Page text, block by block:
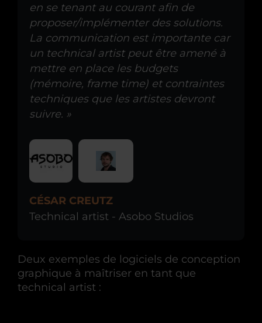
en se tenant au courant afin de
proposer/implémenter des solutions.
La communication est importante car
un technical artist peut être amené à
mettre en place les budgets
(mémoire, frame time) et contraintes
techniques que les artistes devront
suivre. »
CÉSAR CREUTZ
Technical artist - Asobo Studios
Deux exemples de logiciels de conception
graphique à maîtriser en tant que
technical artist :